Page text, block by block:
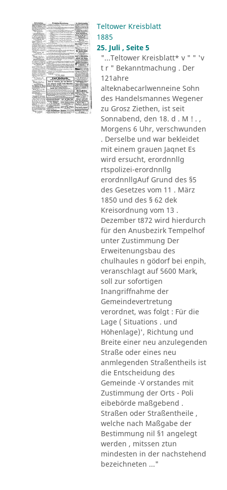
Teltower Kreisblatt
1885
25. Juli , Seite 5
"...Teltower Kreisblatt* v " " 'v
t r " Bekanntmachung . Der
121ahre
alteknabecarlwenneine Sohn
des Handelsmannes Wegener
zu Grosz Ziethen, ist seit
Sonnabend, den 18. d . M ! . ,
Morgens 6 Uhr, verschwunden
. Derselbe und war bekleidet
mit einem grauen Jaqnet Es
wird ersucht, erordnnllg
rtspolizei-erordnnllg
erordnnllgAuf Grund des §5
des Gesetzes vom 11 . März
1850 und des § 62 dek
Kreisordnung vom 13 .
Dezember t872 wird hierdurch
für den Anusbezirk Tempelhof
unter Zustimmung Der
Erweitenungsbau des
chulhaules n gödorf bei enpih,
veranschlagt auf 5600 Mark,
soll zur sofortigen
Inangriffnahme der
Gemeindevertretung
verordnet, was folgt : Für die
Lage ( Situations . und
Höhenlage)', Richtung und
Breite einer neu anzulegenden
Straße oder eines neu
anmlegenden Straßentheils ist
die Entscheidung des
Gemeinde -V orstandes mit
Zustimmung der Orts - Poli
eibebörde maßgebend .
Straßen oder Straßentheile ,
welche nach Maßgabe der
Bestimmung nil §1 angelegt
werden , mitssen ztun
mindesten in der nachstehend
bezeichneten ..."